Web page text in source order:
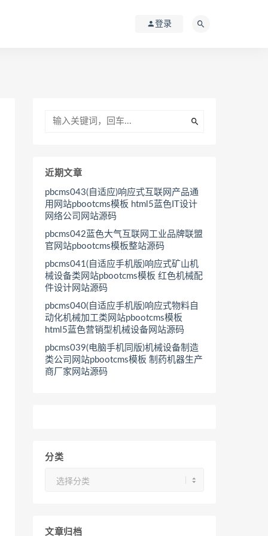
登录
近期文章
pbcms043(自适应)响应式互联网产品通
用网站pbootcms模板 html5蓝色IT设计
网络公司网站源码
pbcms042蓝色大气互联网工业品牌联盟
官网站pbootcms模板整站源码
pbcms041(自适应手机版)响应式矿山机
械设备类网站pbootcms模板 红色机械配
件设计网站源码
pbcms040(自适应手机版)响应式物料自
动化机械加工类网站pbootcms模板
html5蓝色营销型机械设备网站源码
pbcms039(电脑手机同版)机械设备制造
类公司网站pbootcms模板 制药机器生产
商厂家网站源码
分类
文章归档